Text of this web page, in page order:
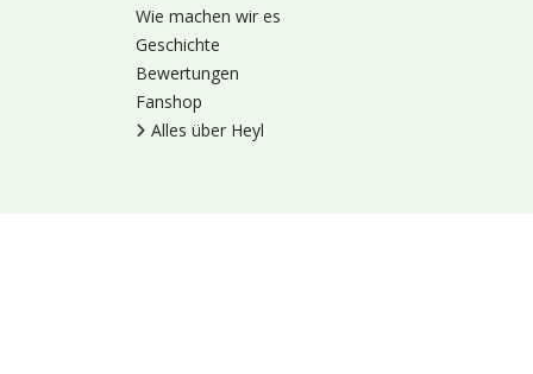
Wie machen wir es
Geschichte
Bewertungen
Fanshop
Alles über Heyl